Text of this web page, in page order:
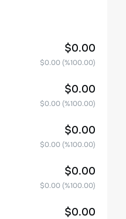
$0.00
$0.00(%100.00)
$0.00
$0.00(%100.00)
$0.00
$0.00(%100.00)
$0.00
$0.00(%100.00)
$0.00